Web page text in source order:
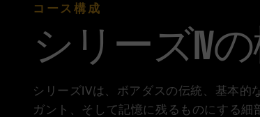
コース構成
シリーズIV
シリーズIVは、ボアダスの伝統、基本
ガント、そして記憶に残るものにする細